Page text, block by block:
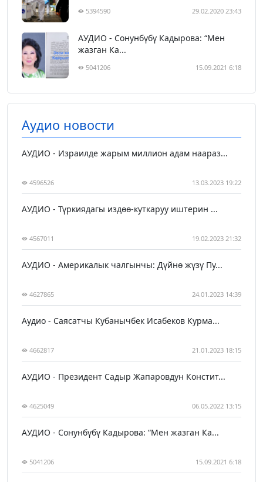
5394590 29.02.2020 23:43
АУДИО - Сонунбүбү Кадырова: “Мен
жазган Ка...
5041206 15.09.2021 6:18
Аудио новости
АУДИО - Израилде жарым миллион адам наараз...
4596526 13.03.2023 19:22
АУДИО - Түркиядагы издөө-куткаруу иштерин ...
4567011 19.02.2023 21:32
АУДИО - Америкалык чалгынчы: Дүйнө жүзү Пу...
4627865 24.01.2023 14:39
Аудио - Саясатчы Кубанычбек Исабеков Курма...
4662817 21.01.2023 18:15
АУДИО - Президент Садыр Жапаровдун Констит...
4625049 06.05.2022 13:15
АУДИО - Сонунбүбү Кадырова: “Мен жазган Ка...
5041206 15.09.2021 6:18